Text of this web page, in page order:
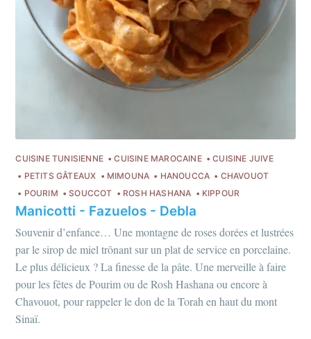
CUISINE TUNISIENNE CUISINE MAROCAINE
CUISINE JUIVE
PETITS GÂTEAUX
MIMOUNA HANOUCCA
CHAVOUOT
POURIM
SOUCCOT ROSH HASHANA KIPPOUR
Manicotti - Fazuelos - Debla
Souvenir d’enfance… Une montagne de roses dorées et lustrées
par le sirop de miel trônant sur un plat de service en porcelaine.
Le plus délicieux ? La finesse de la pâte. Une merveille à faire
pour les fêtes de Pourim ou de Rosh Hashana ou encore à
Chavouot, pour rappeler le don de la Torah en haut du mont
Sinaï.